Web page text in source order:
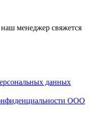
менеджер свяжется
данных
ООО